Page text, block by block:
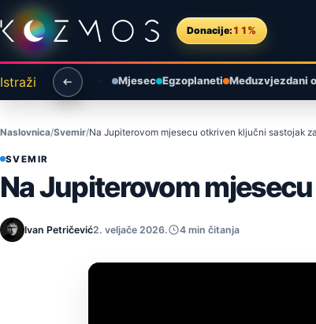
Preskoči na sadržaj
Donacije: 11%
Istraži Mjesec Egzoplaneti Međuzvjezdani
Naslovnica Svemir Na Jupiterovom mjesecu otkriven ključni sastojak
SVEMIR
Na Jupiterovom
Ivan Petričević2. veljače 2026. 4 min čitanja